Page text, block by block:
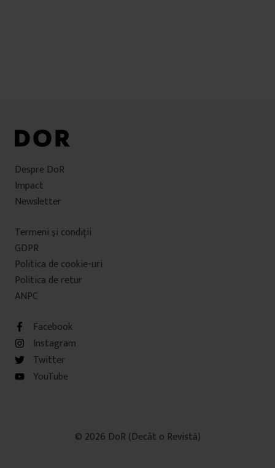
Despre DoR
Impact
Newsletter
Termeni şi condiţii
GDPR
Politica de cookie-uri
Politica de retur
ANPC
Facebook
Instagram
Twitter
YouTube
© 2026 DoR (Decât o Revistă)